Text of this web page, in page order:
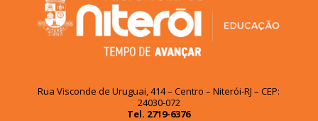
Rua Visconde de Uruguai, 414 – Centro – Niterói-RJ – CEP:
24030-072
Tel. 2719-6376